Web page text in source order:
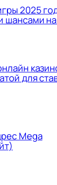
2025
шансами
для
Mega